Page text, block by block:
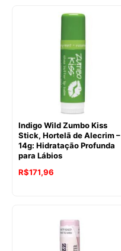
Indigo Wild Zumbo Kiss
Stick, Hortelã de Alecrim –
14g: Hidratação Profunda
para Lábios
R$171,96